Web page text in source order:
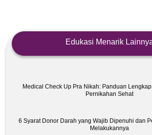
Edukasi Menarik
Medical Check Up Pra Nikah: Panduan
Pernikahan Sehat
6 Syarat Donor Darah yang Wajib Dipenuhi dan
Melakukannya